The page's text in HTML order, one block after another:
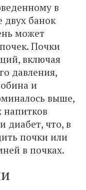
в
двух банок
может
Почки
включая
давления,
и
выше,
напитков
диабет, что, в
почки или
в почках.